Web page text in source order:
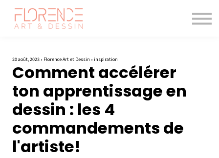
Le magazine
20 août, 2023 • Florence Art et Dessin • inspiration
Comment accélérer
ton apprentissage en
dessin : les 4
commandements de
l'artiste!